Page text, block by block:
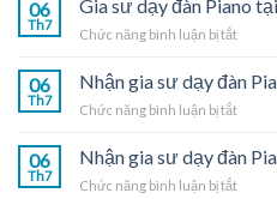
06
Th7
Gia sư dạy đàn Piano
Chức năng bình luận bị tắtở
dạy
đàn
tại
06
Th7
Nhận gia sư dạy đàn
Chức năng bình luận bị tắtở
gia
sư
dạy
06
Th7
Nhận gia sư dạy đàn
Chức năng bình luận bị tắtở